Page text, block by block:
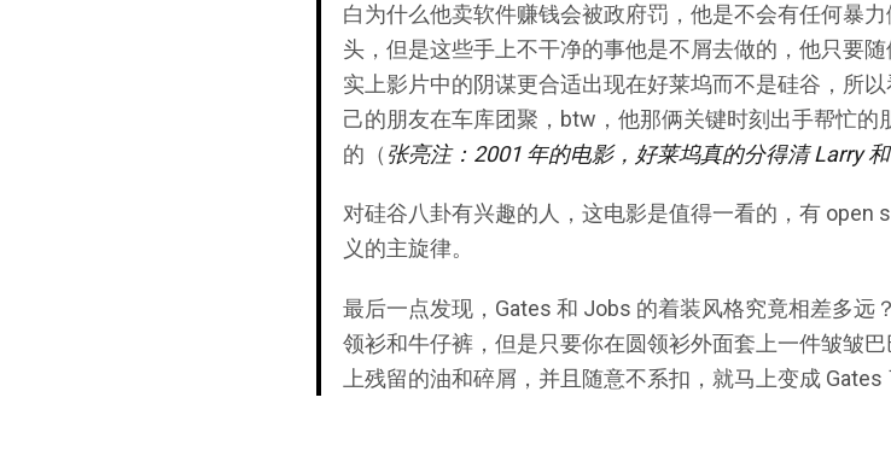
白为什么他卖软件赚钱会被政府罚，他是不会有任何暴
头，但是这些手上不干净的事他是不屑去做的，他只要
实上影片中的阴谋更合适出现在好莱坞而不是硅谷，所
己的朋友在车库团聚，btw，他那俩关键时刻出手帮忙的
的（ 张亮注：2001 年的电影，好莱坞真的分得清 Larry
对硅谷八卦有兴趣的人，这电影是值得一看的，有 open
义的主旋律。
最后一点发现，Gates 和 Jobs 的着装风格究竟相差多远
领衫和牛仔裤，但是只要你在圆领衫外面套上一件皱皱
上残留的油和碎屑，并且随意不系扣，就马上变成 Gates